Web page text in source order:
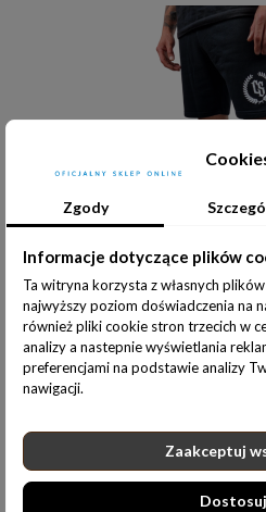
Do
SZORTY MĘSKIE DRES //
129,00
Zgody
Informacje dotyczące plików
Ta witryna korzysta z własnych
najwyższy poziom doświadczenia na
również pliki cookie stron trzecich w
analizy a nastepnie wyświetlania
preferencjami na podstawie analizy
nawigacji.
Dostosuj
Zaakceptuj